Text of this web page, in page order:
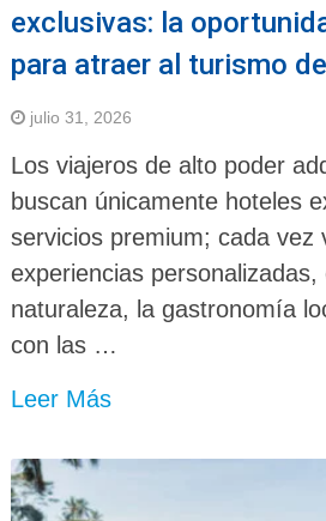
exclusivas: la
para atraer al turismo
julio 31, 2026
Los viajeros de alto poder
buscan únicamente hoteles
servicios premium; cada vez
experiencias
naturaleza, la gastronomía
con las …
Leer Más